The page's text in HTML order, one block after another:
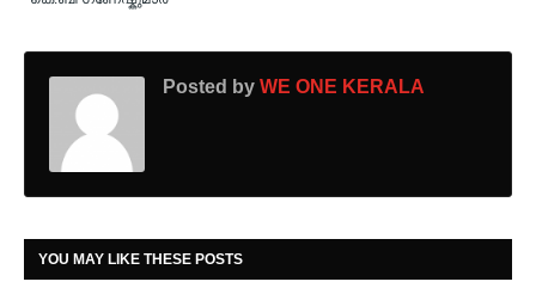
Posted by WE ONE KERALA
YOU MAY LIKE THESE POSTS